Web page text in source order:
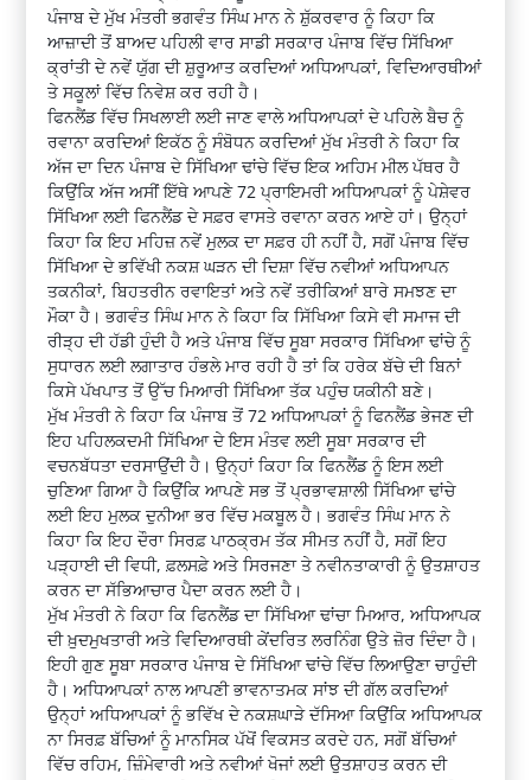
ਪੰਜਾਬ ਦੇ ਮੁੱਖ ਮੰਤਰੀ ਭਗਵੰਤ ਸਿੰਘ ਮਾਨ ਨੇ ਸ਼ੁੱਕਰਵਾਰ ਨੂੰ ਕਿਹਾ ਕਿ
ਆਜ਼ਾਦੀ ਤੋਂ ਬਾਅਦ ਪਹਿਲੀ ਵਾਰ ਸਾਡੀ ਸਰਕਾਰ ਪੰਜਾਬ ਵਿੱਚ ਸਿੱਖਿਆ
ਕ੍ਰਾਂਤੀ ਦੇ ਨਵੇਂ ਯੁੱਗ ਦੀ ਸ਼ੁਰੂਆਤ ਕਰਦਿਆਂ ਅਧਿਆਪਕਾਂ, ਵਿਦਿਆਰਥੀਆਂ
ਤੇ ਸਕੂਲਾਂ ਵਿੱਚ ਨਿਵੇਸ਼ ਕਰ ਰਹੀ ਹੈ।
ਫਿਨਲੈਂਡ ਵਿੱਚ ਸਿਖਲਾਈ ਲਈ ਜਾਣ ਵਾਲੇ ਅਧਿਆਪਕਾਂ ਦੇ ਪਹਿਲੇ ਬੈਚ ਨੂੰ
ਰਵਾਨਾ ਕਰਦਿਆਂ ਇਕੱਠ ਨੂੰ ਸੰਬੋਧਨ ਕਰਦਿਆਂ ਮੁੱਖ ਮੰਤਰੀ ਨੇ ਕਿਹਾ ਕਿ
ਅੱਜ ਦਾ ਦਿਨ ਪੰਜਾਬ ਦੇ ਸਿੱਖਿਆ ਢਾਂਚੇ ਵਿੱਚ ਇਕ ਅਹਿਮ ਮੀਲ ਪੱਥਰ ਹੈ
ਕਿਉਂਕਿ ਅੱਜ ਅਸੀਂ ਇੱਥੇ ਆਪਣੇ 72 ਪ੍ਰਾਇਮਰੀ ਅਧਿਆਪਕਾਂ ਨੂੰ ਪੇਸ਼ੇਵਰ
ਸਿੱਖਿਆ ਲਈ ਫਿਨਲੈਂਡ ਦੇ ਸਫ਼ਰ ਵਾਸਤੇ ਰਵਾਨਾ ਕਰਨ ਆਏ ਹਾਂ। ਉਨ੍ਹਾਂ
ਕਿਹਾ ਕਿ ਇਹ ਮਹਿਜ਼ ਨਵੇਂ ਮੁਲਕ ਦਾ ਸਫ਼ਰ ਹੀ ਨਹੀਂ ਹੈ, ਸਗੋਂ ਪੰਜਾਬ ਵਿੱਚ
ਸਿੱਖਿਆ ਦੇ ਭਵਿੱਖੀ ਨਕਸ਼ ਘੜਨ ਦੀ ਦਿਸ਼ਾ ਵਿੱਚ ਨਵੀਆਂ ਅਧਿਆਪਨ
ਤਕਨੀਕਾਂ, ਬਿਹਤਰੀਨ ਰਵਾਇਤਾਂ ਅਤੇ ਨਵੇਂ ਤਰੀਕਿਆਂ ਬਾਰੇ ਸਮਝਣ ਦਾ
ਮੌਕਾ ਹੈ। ਭਗਵੰਤ ਸਿੰਘ ਮਾਨ ਨੇ ਕਿਹਾ ਕਿ ਸਿੱਖਿਆ ਕਿਸੇ ਵੀ ਸਮਾਜ ਦੀ
ਰੀੜ੍ਹ ਦੀ ਹੱਡੀ ਹੁੰਦੀ ਹੈ ਅਤੇ ਪੰਜਾਬ ਵਿੱਚ ਸੂਬਾ ਸਰਕਾਰ ਸਿੱਖਿਆ ਢਾਂਚੇ ਨੂੰ
ਸੁਧਾਰਨ ਲਈ ਲਗਾਤਾਰ ਹੰਭਲੇ ਮਾਰ ਰਹੀ ਹੈ ਤਾਂ ਕਿ ਹਰੇਕ ਬੱਚੇ ਦੀ ਬਿਨਾਂ
ਕਿਸੇ ਪੱਖਪਾਤ ਤੋਂ ਉੱਚ ਮਿਆਰੀ ਸਿੱਖਿਆ ਤੱਕ ਪਹੁੰਚ ਯਕੀਨੀ ਬਣੇ।
ਮੁੱਖ ਮੰਤਰੀ ਨੇ ਕਿਹਾ ਕਿ ਪੰਜਾਬ ਤੋਂ 72 ਅਧਿਆਪਕਾਂ ਨੂੰ ਫਿਨਲੈਂਡ ਭੇਜਣ ਦੀ
ਇਹ ਪਹਿਲਕਦਮੀ ਸਿੱਖਿਆ ਦੇ ਇਸ ਮੰਤਵ ਲਈ ਸੂਬਾ ਸਰਕਾਰ ਦੀ
ਵਚਨਬੱਧਤਾ ਦਰਸਾਉਂਦੀ ਹੈ। ਉਨ੍ਹਾਂ ਕਿਹਾ ਕਿ ਫਿਨਲੈਂਡ ਨੂੰ ਇਸ ਲਈ
ਚੁਣਿਆ ਗਿਆ ਹੈ ਕਿਉਂਕਿ ਆਪਣੇ ਸਭ ਤੋਂ ਪ੍ਰਭਾਵਸ਼ਾਲੀ ਸਿੱਖਿਆ ਢਾਂਚੇ
ਲਈ ਇਹ ਮੁਲਕ ਦੁਨੀਆ ਭਰ ਵਿੱਚ ਮਕਬੂਲ ਹੈ। ਭਗਵੰਤ ਸਿੰਘ ਮਾਨ ਨੇ
ਕਿਹਾ ਕਿ ਇਹ ਦੌਰਾ ਸਿਰਫ਼ ਪਾਠਕ੍ਰਮ ਤੱਕ ਸੀਮਤ ਨਹੀਂ ਹੈ, ਸਗੋਂ ਇਹ
ਪੜ੍ਹਾਈ ਦੀ ਵਿਧੀ, ਫ਼ਲਸਫ਼ੇ ਅਤੇ ਸਿਰਜਣਾ ਤੇ ਨਵੀਨਤਾਕਾਰੀ ਨੂੰ ਉਤਸ਼ਾਹਤ
ਕਰਨ ਦਾ ਸੱਭਿਆਚਾਰ ਪੈਦਾ ਕਰਨ ਲਈ ਹੈ।
ਮੁੱਖ ਮੰਤਰੀ ਨੇ ਕਿਹਾ ਕਿ ਫਿਨਲੈਂਡ ਦਾ ਸਿੱਖਿਆ ਢਾਂਚਾ ਮਿਆਰ, ਅਧਿਆਪਕ
ਦੀ ਖ਼ੁਦਮੁਖਤਾਰੀ ਅਤੇ ਵਿਦਿਆਰਥੀ ਕੇਂਦਰਿਤ ਲਰਨਿੰਗ ਉਤੇ ਜ਼ੋਰ ਦਿੰਦਾ ਹੈ।
ਇਹੀ ਗੁਣ ਸੂਬਾ ਸਰਕਾਰ ਪੰਜਾਬ ਦੇ ਸਿੱਖਿਆ ਢਾਂਚੇ ਵਿੱਚ ਲਿਆਉਣਾ ਚਾਹੁੰਦੀ
ਹੈ। ਅਧਿਆਪਕਾਂ ਨਾਲ ਆਪਣੀ ਭਾਵਨਾਤਮਕ ਸਾਂਝ ਦੀ ਗੱਲ ਕਰਦਿਆਂ
ਉਨ੍ਹਾਂ ਅਧਿਆਪਕਾਂ ਨੂੰ ਭਵਿੱਖ ਦੇ ਨਕਸ਼ਘਾੜੇ ਦੱਸਿਆ ਕਿਉਂਕਿ ਅਧਿਆਪਕ
ਨਾ ਸਿਰਫ਼ ਬੱਚਿਆਂ ਨੂੰ ਮਾਨਸਿਕ ਪੱਖੋਂ ਵਿਕਸਤ ਕਰਦੇ ਹਨ, ਸਗੋਂ ਬੱਚਿਆਂ
ਵਿੱਚ ਰਹਿਮ, ਜ਼ਿੰਮੇਵਾਰੀ ਅਤੇ ਨਵੀਆਂ ਖੋਜਾਂ ਲਈ ਉਤਸ਼ਾਹਤ ਕਰਨ ਦੀ